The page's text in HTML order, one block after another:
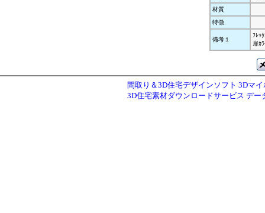
材質
特徴
備考１
ﾌﾚｯ
扉ｶ
間取り＆3D住宅デザインソフト 3Dマ
3D住宅素材ダウンロードサービス デー